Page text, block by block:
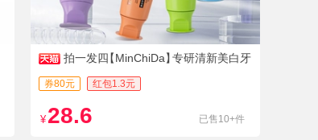
拍一发四【MinChiDa】专研清新美白牙
膏券80元 红包1.3元
¥ 28.6 已售10+件